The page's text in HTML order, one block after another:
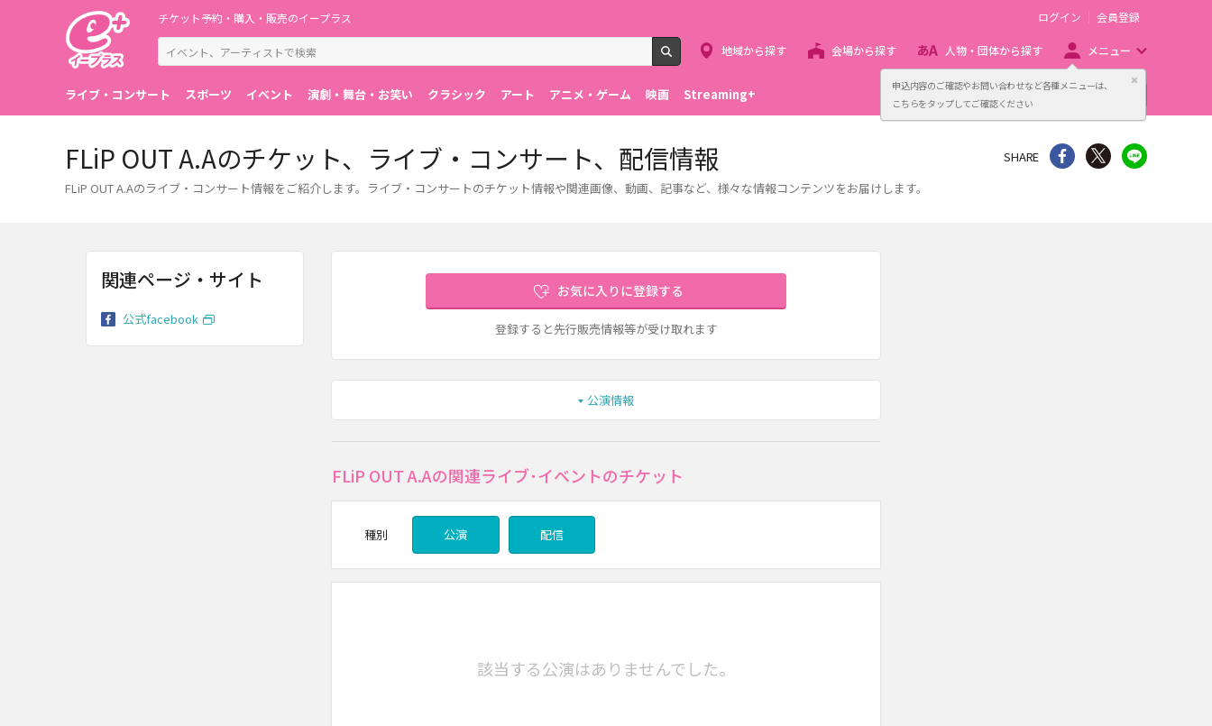
申込内容のご確認やお問い合わせなど各種メニューは、
こちらをタップしてご確認ください
閉じる
チケット予約・購入・販売のイープラス
検索
ログイン 会員登録
地域から探す 会場から探す 人物・団体から探す メニュー
ライブ・コンサート スポーツ イベント 演劇・舞台・お笑い クラシック アート アニメ・ゲーム 映画 Streaming+ 主催者向け販売サービス
FLiP OUT A.Aのチケット、ライブ・コンサート、配信情報
FLiP OUT A.Aのライブ・コンサート情報をご紹介します。ライブ・コンサートのチケット情報や関連画像、動画、記事など、様々な情報コンテンツをお届けします。
SHARE シェア Twitter
お気に入りに登録する
登録すると先行販売情報等が受け取れます
公演情報
FLiP OUT A.Aの関連ライブ･イベントのチケット
種別 公演 配信
該当する公演はありませんでした。
関連ページ・サイト
公式facebook